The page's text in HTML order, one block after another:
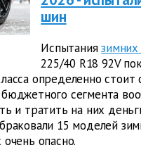
шин
Испытания
225/40 R18 92V
определенно стоит
сегмента
и тратить на них
15 моделей
опасно.